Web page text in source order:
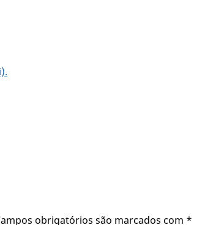
obrigatórios são marcados com *